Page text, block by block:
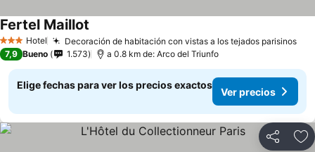
3 Estrellas
Hotel Decoración de habitación con vistas a los tejados parisinos
Fertel Maillot
7,9 Bueno 1.573 a 0.8 km de: Arco del Triunfo
Elige fechas para ver los precios exactos
Ver precios
Compartir